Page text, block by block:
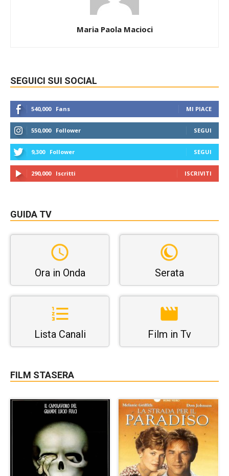
Maria Paola Macioci
SEGUICI SUI SOCIAL
540,000 Fans MI PIACE
550,000 Follower SEGUI
9,300 Follower SEGUI
290,000 Iscritti ISCRIVITI
GUIDA TV
Ora in Onda Serata
Lista Canali Film in Tv
FILM STASERA